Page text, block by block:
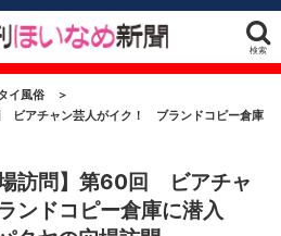
検索
イ風俗
＞
ビアチャン芸人がイク！ ブランドコピー倉庫
場訪問】第60回 ビアチャ
ンドコピー倉庫に潜入